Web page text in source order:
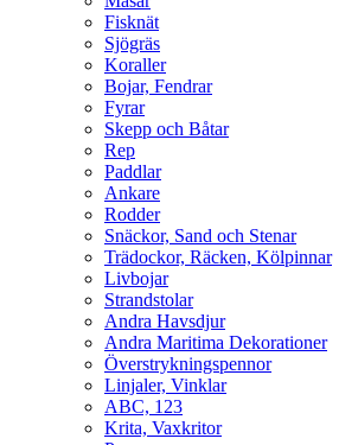
Fisknät
Sjögräs
Koraller
Bojar, Fendrar
Fyrar
Skepp och Båtar
Rep
Paddlar
Ankare
Rodder
Snäckor, Sand och Stenar
Trädockor, Räcken, Kölpinnar
Livbojar
Strandstolar
Andra Havsdjur
Andra Maritima Dekorationer
Överstrykningspennor
Linjaler, Vinklar
ABC, 123
Krita, Vaxkritor